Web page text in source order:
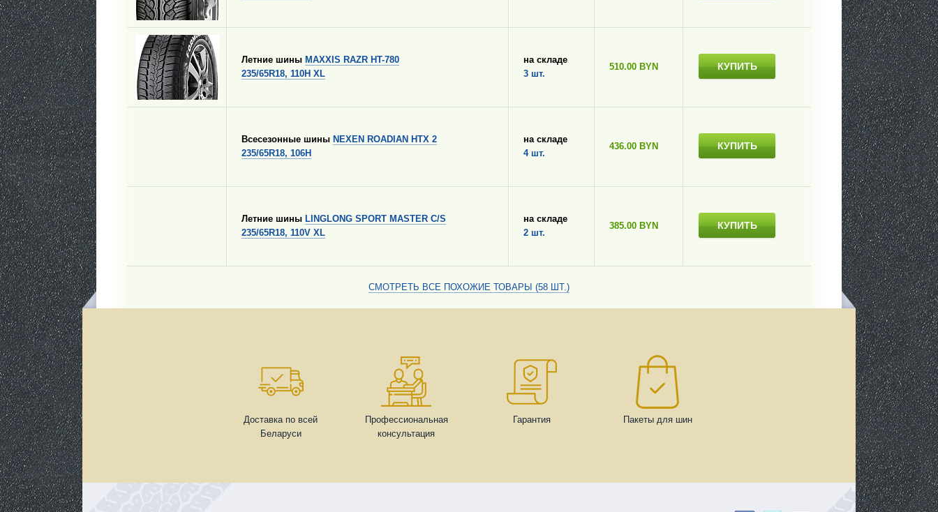
Летние шины MAXXIS RAZR HT-780
235/65R18, 110H XL
на складе
3 шт.
510.00 BYN КУПИТЬ
Всесезонные шины NEXEN ROADIAN HTX 2
235/65R18, 106H
на складе
4 шт.
436.00 BYN КУПИТЬ
Летние шины LINGLONG SPORT MASTER C/S
235/65R18, 110V XL
на складе
2 шт.
385.00 BYN КУПИТЬ
СМОТРЕТЬ ВСЕ ПОХОЖИЕ ТОВАРЫ (58 ШТ.)
Доставка по всей
Беларуси
Профессиональная
консультация
Гарантия Пакеты для шин